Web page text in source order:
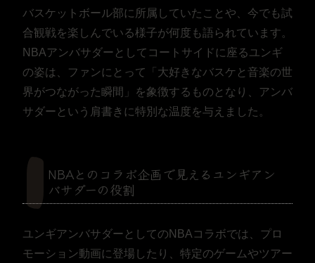
バスケットボール部に所属していたことや、今でも試
合観戦を楽しんでいる様子が何度も語られています。
NBAアンバサダーとしてコートサイドに座るユンギ
の姿は、ファンにとって「大好きなバスケと音楽の世
界がつながった瞬間」を象徴するものとなり、アンバ
サダーという肩書きに特別な温度を与えました。
NBAとのコラボ企画で見えるユンギアン
バサダーの役割
ユンギアンバサダーとしてのNBAコラボでは、プロ
モーション動画に登場したり、特定のゲームやツアー